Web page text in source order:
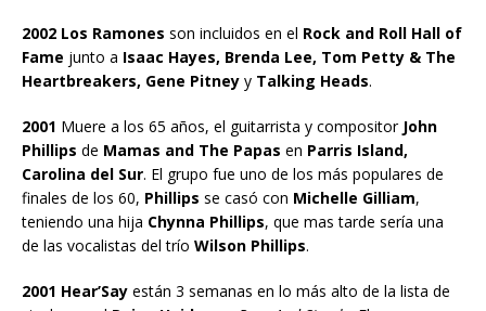
2002 Los Ramones son incluidos en el Rock and Roll Hall of
Fame junto a Isaac Hayes, Brenda Lee, Tom Petty & The
Heartbreakers, Gene Pitney y Talking Heads.
2001 Muere a los 65 años, el guitarrista y compositorJohn
Phillips de Mamas and The Papas en Parris Island,
Carolina del Sur. El grupo fue uno de los más populares de
finales de los 60, Phillips se casó con Michelle Gilliam,
teniendo una hija Chynna Phillips, que mas tarde sería una
de las vocalistas del trío Wilson Phillips.
2001 Hear’Say están 3 semanas en lo más alto de la lista de